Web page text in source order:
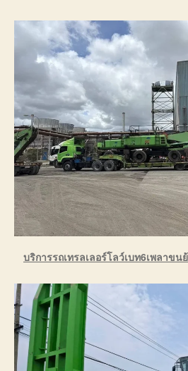
บริการรถเทรลเลอร์โลว์เบท6เพลาข